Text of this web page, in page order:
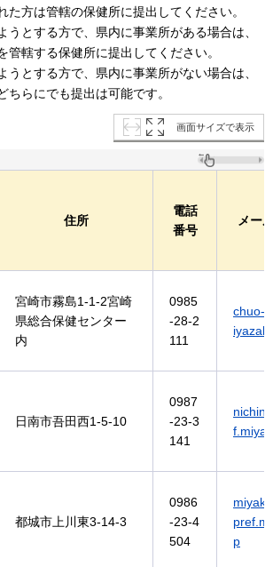
た方は管轄の保健所に提出してください。
うとする方で、県内に事業所がある場合は、
管轄する保健所に提出してください。
うとする方で、県内に事業所がない場合は、
ちらにでも提出は可能です。
画面サイズで表示
住所
電話
番号
メー
宮崎市霧島1-1-2宮崎
県総合保健センター
内
0985
-28-2
111
chuo-
日南市吾田西1-5-10
0987
-23-3
141
都城市上川東3-14-3
0986
-23-4
504
p